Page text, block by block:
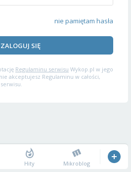
nie pamiętam hasła
ZALOGUJ SIĘ
Regulaminu serwisu Wykop.pl w jego
akceptujesz Regulaminu w całości,
Hity Mikroblog